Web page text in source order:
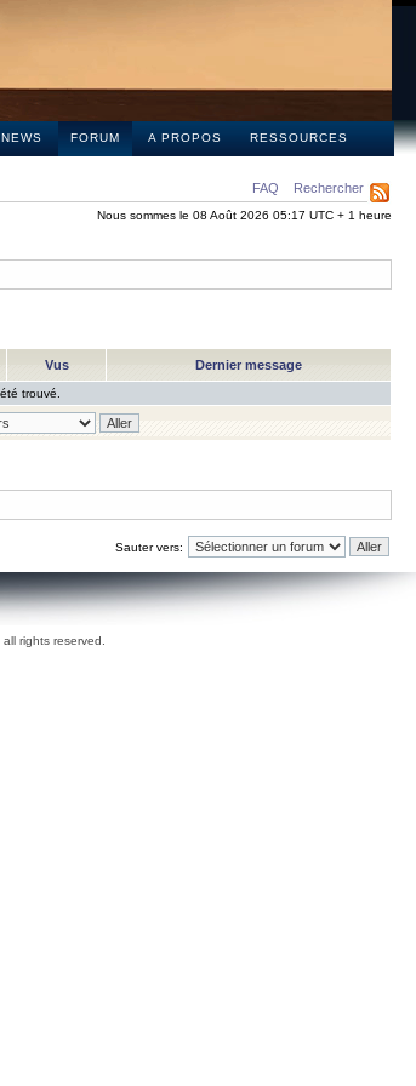
NEWS FORUM A PROPOS RESSOURCES
FAQ Rechercher
Nous sommes le 08 Août 2026 05:17 UTC + 1 heure
Vus Dernier message
trouvé.
Sauter vers:
rights reserved.